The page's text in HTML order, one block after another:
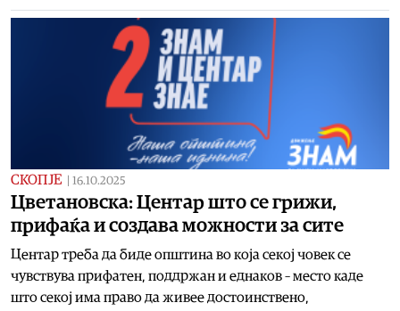
СКОПЈЕ 16.10.2025
Цветановска: Центар што се грижи,
прифаќа и создава можности за сите
Центар треба да биде општина во која секој човек се
чувствува прифатен, поддржан и еднаков – место каде
што секој има право да живее достоинствено,